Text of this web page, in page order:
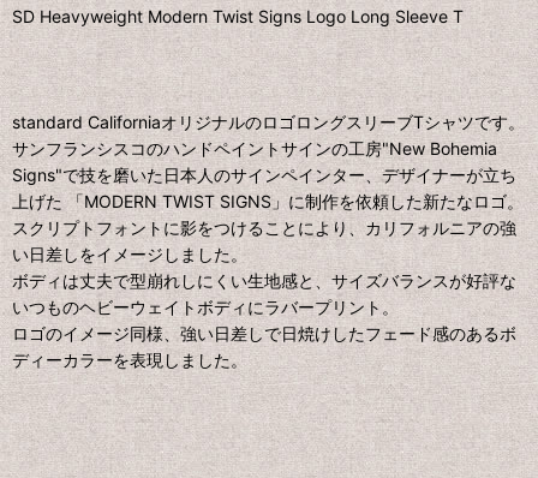
SD Heavyweight Modern Twist Signs Logo Long Sleeve T
standard CaliforniaオリジナルのロゴロングスリーブTシャツです。
サンフランシスコのハンドペイントサインの工房"New Bohemia
Signs"で技を磨いた日本人のサインペインター、デザイナーが立ち
上げた 「MODERN TWIST SIGNS」に制作を依頼した新たなロゴ。
スクリプトフォントに影をつけることにより、カリフォルニアの強
い日差しをイメージしました。
ボディは丈夫で型崩れしにくい生地感と、サイズバランスが好評な
いつものヘビーウェイトボディにラバープリント。
ロゴのイメージ同様、強い日差しで日焼けしたフェード感のあるボ
ディーカラーを表現しました。